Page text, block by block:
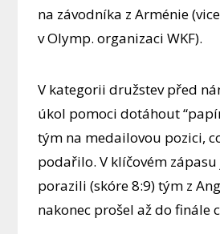
na závodníka z Arménie
v Olymp. organizaci WKF).
V kategorii družstev před
úkol pomoci dotáhout
tým na medailovou pozici,
podařilo. V klíčovém
porazili (skóre 8:9) tým z
nakonec prošel až do finále